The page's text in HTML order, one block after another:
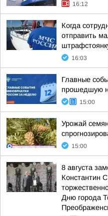
16:12
Когда
отправить
16:03
Главные
прошедшую
15:00
Урожай
15:00
8 августа
Константин
Дню города